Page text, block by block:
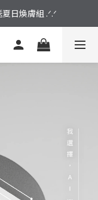
運再拿好禮！
日煥膚組 .ᐟ.ᐟ
運再拿好禮！